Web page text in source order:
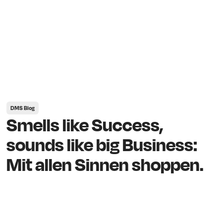
DMS Blog
Smells like Success,
sounds like big Business:
Mit allen Sinnen shoppen.